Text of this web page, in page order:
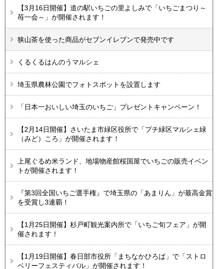
【3月16日開催】道の駅いちごの里よしみで「いちごまつり～
苺一会～」が開催されます！
狭山茶を使った商品がセブンイレブンで発売中です
くるくるはんのうマルシェ
埼玉県農林公園でフォトスポットを設置します
「日本一おいしい埼玉のいちご」プレゼントキャンペーン！
【2月14日開催】さいたま市緑区役所で「プチ緑区マルシェ緑
（みど）ころ」が開催されます！
上尾ぐるめ米ランド、地場物産館桜国屋でいちごの販売イベン
トが開催されます！
『第3回全国いちご選手権』で埼玉県の「あまりん」が最高金賞
を受賞し3連覇！
【1月25日開催】杉戸町観光案内所で「いちご旬フェア」が開
催されます！
【1月19日開催】春日部市役所「まちなかひろば」で「ストロ
ベリーフェスティバル」が開催されます！